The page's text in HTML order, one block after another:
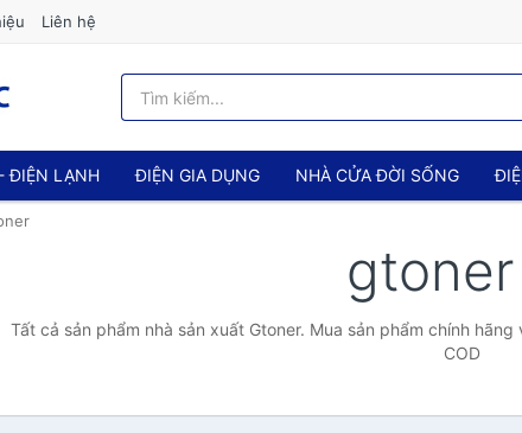
Liên hệ
ĐIỆN LẠNH ĐIỆN GIA DỤNG NHÀ CỬA ĐỜI SỐNG
gtoner
Tất cả sản phẩm nhà sản xuất Gtoner. Mua sản phẩm chính
COD